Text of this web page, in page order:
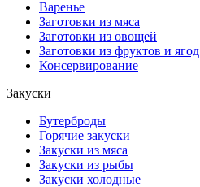
Варенье
Заготовки из мяса
Заготовки из овощей
Заготовки из фруктов и ягод
Консервирование
Закуски
Бутерброды
Горячие закуски
Закуски из мяса
Закуски из рыбы
Закуски холодные